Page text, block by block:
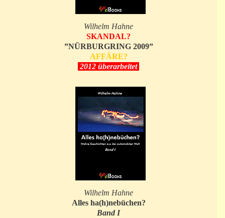
Wilhelm Hahne
SKANDAL?
”NÜRBURGRING 2009”
AFFÄRE?
2012 überarbeitet
Wilhelm Hahne
Alles ha(h)nebüchen?
Band I